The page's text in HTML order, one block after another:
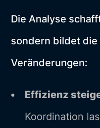
Die Analyse
sondern bildet
Veränderungen:
Effizienz
Koordination